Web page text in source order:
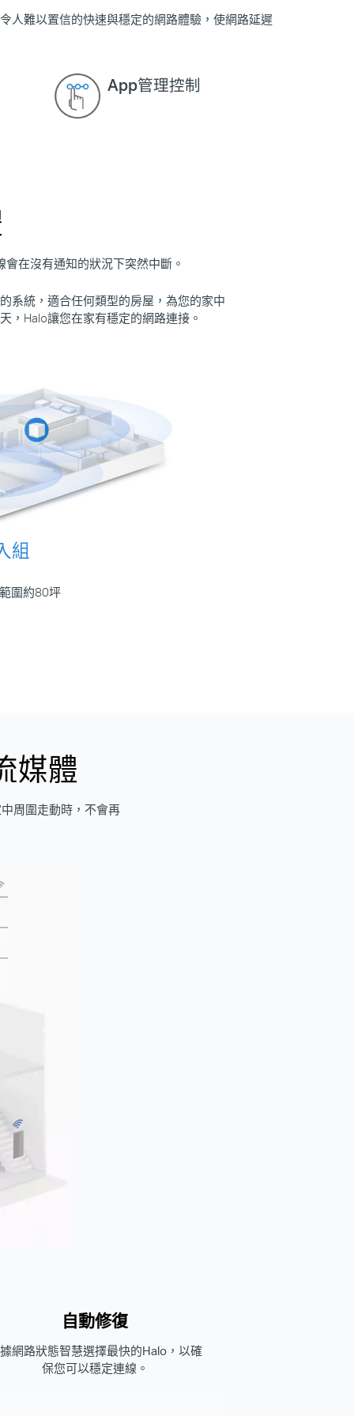
人難以置信的快速與穩定的網路體驗，使網路延遲
App管理控制
在沒有通知的狀況下突然中斷。
系統，適合任何類型的房屋，為您的家中
，Halo讓您在家有穩定的網路連接。
組
圍約80坪
媒體
周圍走動時，不會再
自動修復
網路狀態智慧選擇最快的Halo，以確
保您可以穩定連線。